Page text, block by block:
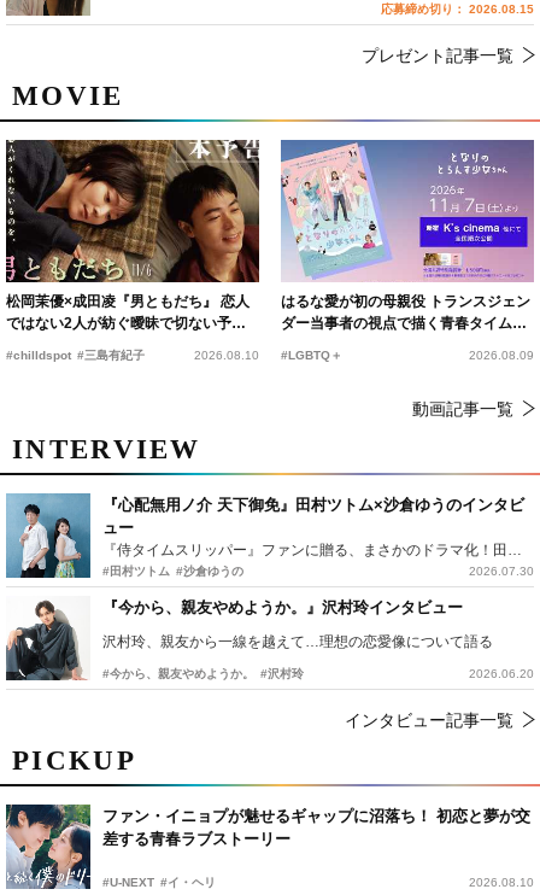
PICKUP
ファン・イニョプが魅せるギャップに沼落ち！ 初恋と夢が交
差する青春ラブストーリー
#U-NEXT #イ・ヘリ 2026.08.10
MOVIE
松岡茉優×成田凌『男ともだち』 恋人
ではない2人が紡ぐ曖昧で切ない予告
#chilldspot #三島有紀子 2026.08.10
はるな愛が初の母親役 トランスジェン
ダー当事者の視点で描く青春タイムス
#LGBTQ＋ 2026.08.09
動画記事一覧
INTERVIEW
『心配無用ノ介 天下御免』田村ツトム×沙倉ゆうのインタビ
ュー
『侍タイムスリッパー』ファンに贈る、まさかのドラマ化！田村ツトム×沙倉ゆうのが語る『心配無用ノ介』撮影秘話
#田村ツトム #沙倉ゆうの 2026.07.30
『今から、親友やめようか。』沢村玲インタビュー
沢村玲、親友から一線を越えて…理想の恋愛像について語る
#今から、親友やめようか。 #沢村玲 2026.06.20
インタビュー記事一覧
応募締め切り： 2026.08.15
プレゼント記事一覧